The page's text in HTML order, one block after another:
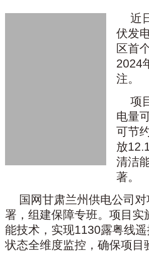
近
伏发
区首
2024
注。
项
电量
可节
放
清洁
著。
国网甘肃兰州供电公司
署，组建保障专班。项目
能技术，实现1130露粤线
状态全维度监控，确保项目